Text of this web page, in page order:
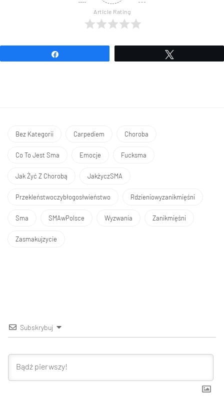
Article Rating
Bez Kategorii Carpediem Choroba
Co To Jest Sma Emocje Fucksma
Jak Żyć Z Chorobą JakżyczSMA
Przekleństwoczybłogosłwieństwo Rdzieniowyzanikmięśni
Sma SMAwPolsce Wyzwania Zanikmięśni
Zasmakujzycie
Subskrybuj